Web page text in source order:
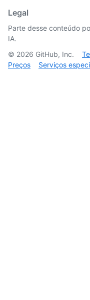
Legal
Parte desse conteúdo
IA.
© 2026 GitHub, Inc.
Preços
Serviços